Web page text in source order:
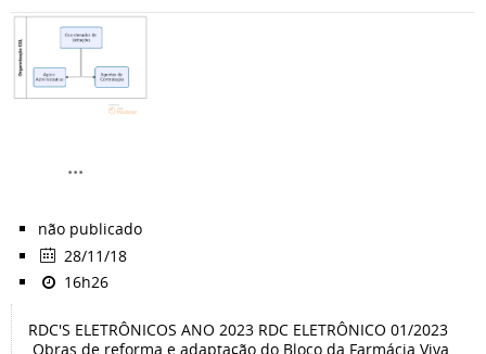
...
não publicado
28/11/18
16h26
RDC'S ELETRÔNICOS ANO 2023 RDC ELETRÔNICO 01/2023
Obras de reforma e adaptação do Bloco da Farmácia Viva